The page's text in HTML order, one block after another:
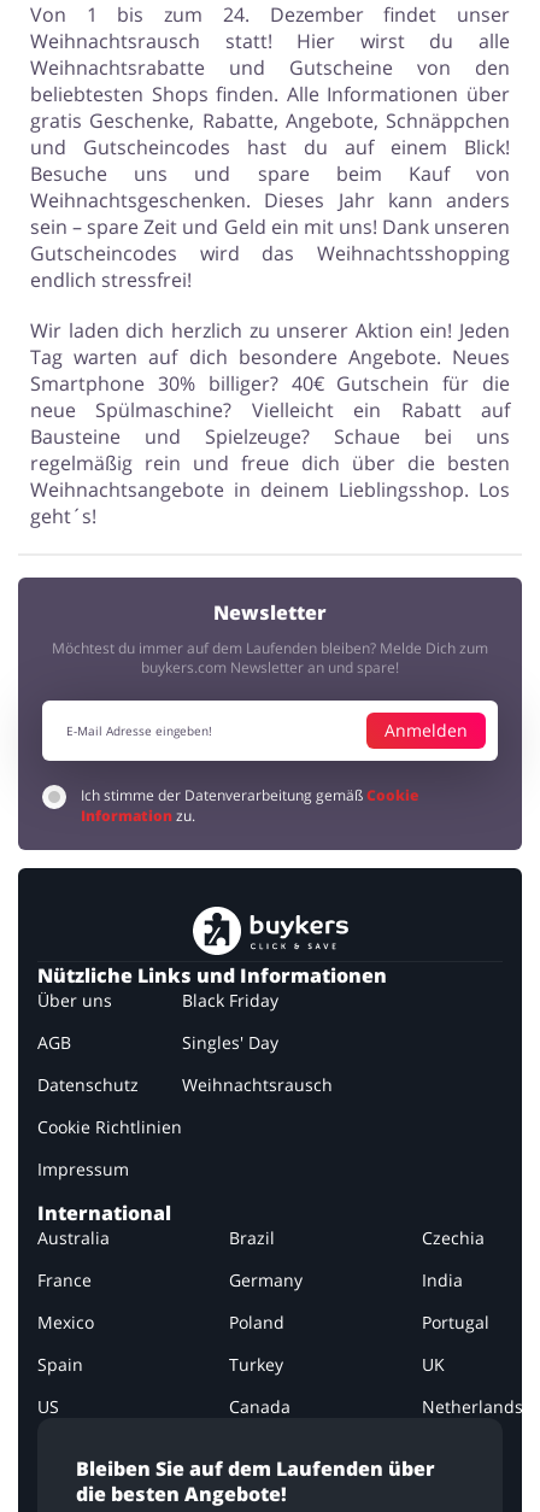
Von 1 bis zum 24. Dezember findet unser
Weihnachtsrausch statt! Hier wirst du alle
Weihnachtsrabatte und Gutscheine von den
beliebtesten Shops finden. Alle Informationen über
gratis Geschenke, Rabatte, Angebote, Schnäppchen
und Gutscheincodes hast du auf einem Blick!
Besuche uns und spare beim Kauf von
Weihnachtsgeschenken. Dieses Jahr kann anders
sein – spare Zeit und Geld ein mit uns! Dank unseren
Gutscheincodes wird das Weihnachtsshopping
endlich stressfrei!
Wir laden dich herzlich zu unserer Aktion ein! Jeden
Tag warten auf dich besondere Angebote. Neues
Smartphone 30% billiger? 40€ Gutschein für die
neue Spülmaschine? Vielleicht ein Rabatt auf
Bausteine und Spielzeuge? Schaue bei uns
regelmäßig rein und freue dich über die besten
Weihnachtsangebote in deinem Lieblingsshop. Los
geht´s!
Newsletter
Möchtest du immer auf dem Laufenden bleiben? Melde Dich zum
buykers.com Newsletter an und spare!
Anmelden
Ich stimme der Datenverarbeitung gemäßCookie
Informationzu.
Bleiben Sie auf dem Laufenden über
die besten Angebote!
Nützliche Links und Informationen
Über uns
AGB
Datenschutz
Cookie Richtlinien
Impressum
Black Friday
Singles' Day
Weihnachtsrausch
International
Australia Brazil
Czechia
France
Germany
India
Mexico
Poland
Portugal
Spain
Turkey
UK
US
Canada Netherlands